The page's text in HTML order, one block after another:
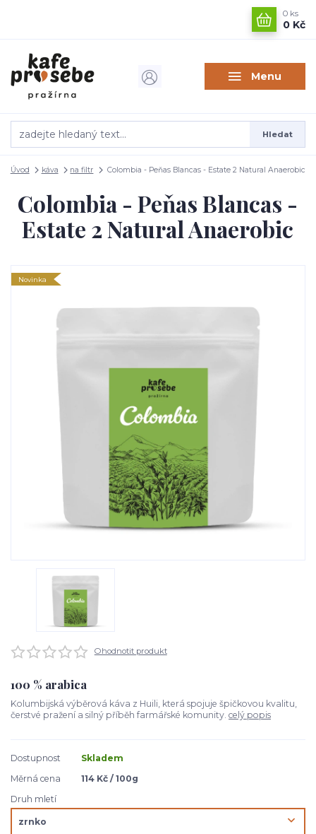
Menu
Hledat
0 ks
0 Kč
Úvod káva na filtr Colombia - Peňas Blancas - Estate 2 Natural Anaerobic
Colombia - Peňas Blancas -
Estate 2 Natural Anaerobic
Novinka
Ohodnotit produkt
100 % arabica
Kolumbijská výběrová káva z Huili, která spojuje špičkovou kvalitu,
čerstvé pražení a silný příběh farmářské komunity. celý popis
Dostupnost
Skladem
Měrná cena
114 Kč / 100g
Druh mletí